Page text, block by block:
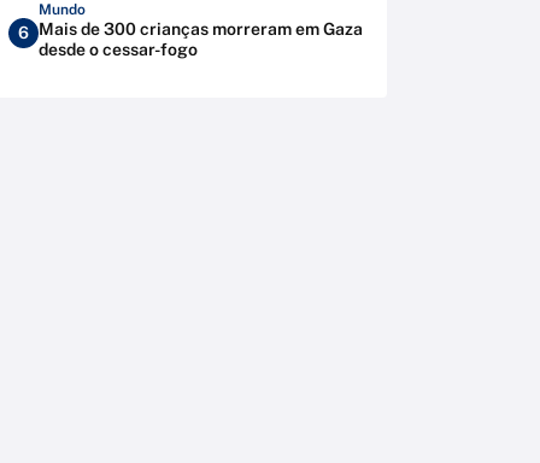
6
Mundo
Mais de 300 crianças morreram em Gaza
desde o cessar-fogo